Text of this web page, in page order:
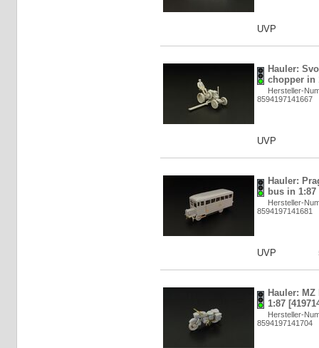
UVP
Hauler:
chopper in
Hersteller-
8594197141667
UVP
Hauler:
bus in 1:87
Hersteller-
8594197141681
UVP
Hauler:
1:87
Hersteller-
8594197141704